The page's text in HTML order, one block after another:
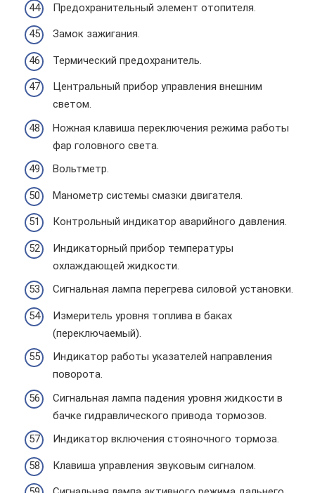
Предохранительный элемент отопителя.
Замок зажигания.
Термический предохранитель.
Центральный прибор управления внешним
светом.
Ножная клавиша переключения режима работы
фар головного света.
Вольтметр.
Манометр системы смазки двигателя.
Контрольный индикатор аварийного давления.
Индикаторный прибор температуры
охлаждающей жидкости.
Сигнальная лампа перегрева силовой установки.
Измеритель уровня топлива в баках
(переключаемый).
Индикатор работы указателей направления
поворота.
Сигнальная лампа падения уровня жидкости в
бачке гидравлического привода тормозов.
Индикатор включения стояночного тормоза.
Клавиша управления звуковым сигналом.